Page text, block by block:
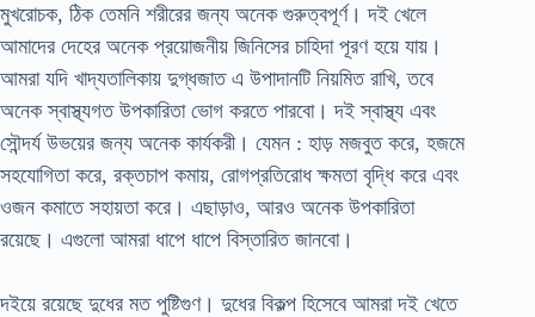
মুখরোচক, ঠিক তেমনি শরীরের জন্য অনেক গুরুত্বপূর্ণ। দই খেলে
আমাদের দেহের অনেক প্রয়োজনীয় জিনিসের চাহিদা পূরণ হয়ে যায়।
আমরা যদি খাদ্যতালিকায় দুগ্ধজাত এ উপাদানটি নিয়মিত রাখি, তবে
অনেক স্বাস্থ্যগত উপকারিতা ভোগ করতে পারবো। দই স্বাস্থ্য এবং
সৌন্দর্য উভয়ের জন্য অনেক কার্যকরী। যেমন : হাড় মজবুত করে, হজমে
সহযোগিতা করে, রক্তচাপ কমায়, রোগপ্রতিরোধ ক্ষমতা বৃদ্ধি করে এবং
ওজন কমাতে সহায়তা করে। এছাড়াও, আরও অনেক উপকারিতা
রয়েছে। এগুলো আমরা ধাপে ধাপে বিস্তারিত জানবো।
দইয়ে রয়েছে দুধের মত পুষ্টিগুণ। দুধের বিকল্প হিসেবে আমরা দই খেতে